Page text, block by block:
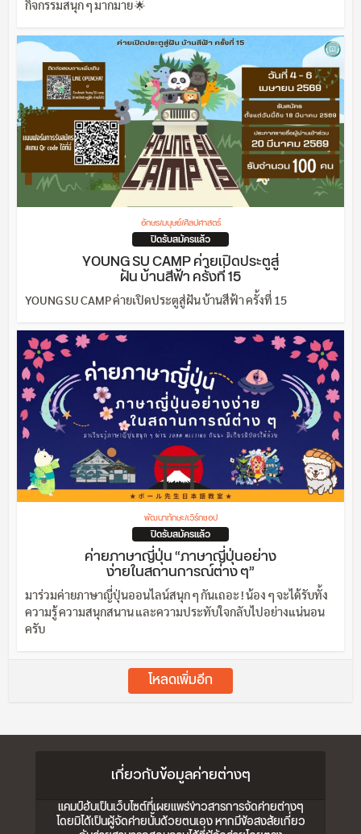
กิจกรรมสนุก ๆ มากมาย 🌟
อักษร/มนุษย์/ศิลปศาสตร์
ปิดรับสมัครแล้ว
YOUNG SU CAMP ค่ายเปิดประตูสู่
ฝัน บ้านสีฟ้า ครั้งที่ 15
YOUNG SU CAMP ค่ายเปิดประตูสู่ฝัน บ้านสีฟ้า ครั้งที่ 15
พัฒนาทักษะ/เวิร์กชอป
ปิดรับสมัครแล้ว
ค่ายภาษาญี่ปุ่น “ภาษาญี่ปุ่นอย่าง
ง่ายในสถานการณ์ต่าง ๆ”
มาร่วมค่ายภาษาญี่ปุ่นออนไลน์สนุก ๆ กันเถอะ ! น้อง ๆ จะได้รับทั้ง
ความรู้ ความสนุกสนาน และความประทับใจกลับไปอย่างแน่นอน
ครับ
โหลดเพิ่มอีก
เกี่ยวกับข้อมูลค่ายต่างๆ
แคมป์ฮับเป็นเว็บไซต์ที่เผยแพร่ข่าวสารการจัดค่ายต่างๆ
โดยมิได้เป็นผู้จัดค่ายนั้นด้วยตนเอง หากมีข้อสงสัยเกี่ยว